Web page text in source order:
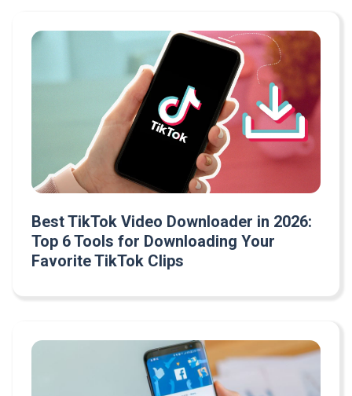
Best TikTok Video Downloader in 2026:
Top 6 Tools for Downloading Your
Favorite TikTok Clips